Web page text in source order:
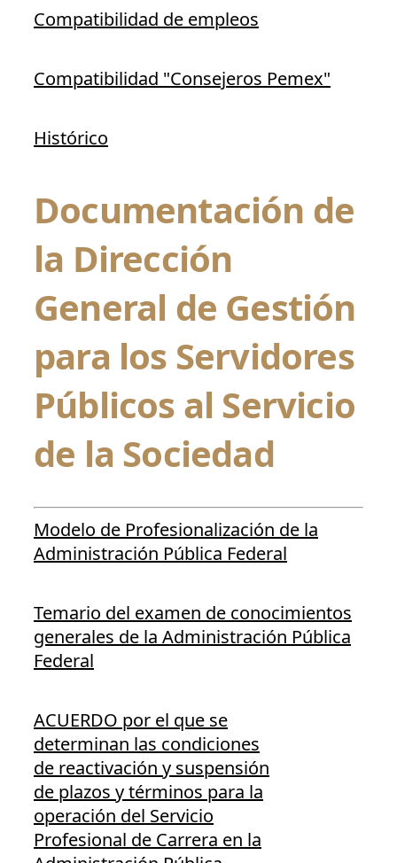
Compatibilidad de empleos
Compatibilidad "Consejeros Pemex"
Histórico
Documentación de
la Dirección
General de Gestión
para los Servidores
Públicos al Servicio
de la Sociedad
Modelo de Profesionalización de la
Administración Pública Federal
Temario del examen de conocimientos
generales de la Administración Pública
Federal
ACUERDO por el que se
determinan las condiciones
de reactivación y suspensión
de plazos y términos para la
operación del Servicio
Profesional de Carrera en la